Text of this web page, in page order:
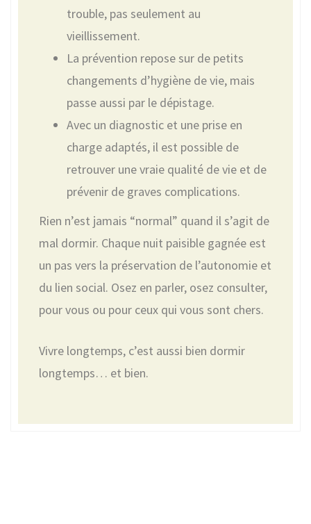
trouble, pas seulement au
vieillissement.
La prévention repose sur de petits
changements d’hygiène de vie, mais
passe aussi par le dépistage.
Avec un diagnostic et une prise en
charge adaptés, il est possible de
retrouver une vraie qualité de vie et de
prévenir de graves complications.
Rien n’est jamais “normal” quand il s’agit de
mal dormir. Chaque nuit paisible gagnée est
un pas vers la préservation de l’autonomie et
du lien social. Osez en parler, osez consulter,
pour vous ou pour ceux qui vous sont chers.
Vivre longtemps, c’est aussi bien dormir
longtemps… et bien.